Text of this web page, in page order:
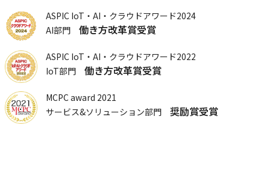
ASPIC IoT‧AI‧クラウドアワード2024
AI部門 働き方改革賞受賞
ASPIC IoT‧AI‧クラウドアワード2022
IoT部門 働き方改革賞受賞
MCPC award 2021
サービス&ソリューション部門 奨励賞受賞